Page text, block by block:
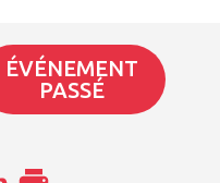
ÉVÉNEMENT
PASSÉ